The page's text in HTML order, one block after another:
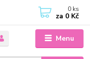
Menu
0 ks
za 0 Kč